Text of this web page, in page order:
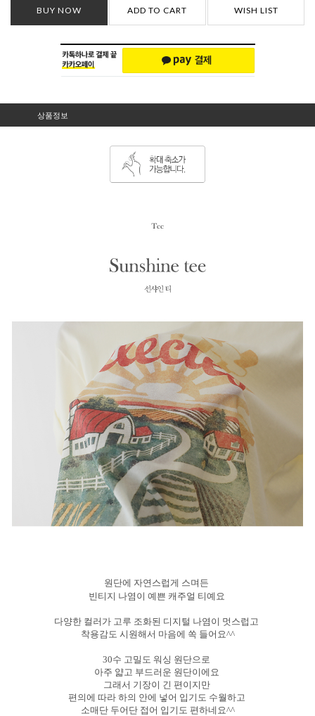
BUY NOW ADD TO CART WISH LIST
상품정보
원단에 자연스럽게 스며든
빈티지 나염이 예쁜 캐주얼 티예요
다양한 컬러가 고루 조화된 디지털 나염이 멋스럽고
착용감도 시원해서 마음에 쏙 들어요^^
30수 고밀도 워싱 원단으로
아주 얇고 부드러운 원단이에요
그래서 기장이 긴 편이지만
편의에 따라 하의 안에 넣어 입기도 수월하고
소매단 두어단 접어 입기도 편하네요^^